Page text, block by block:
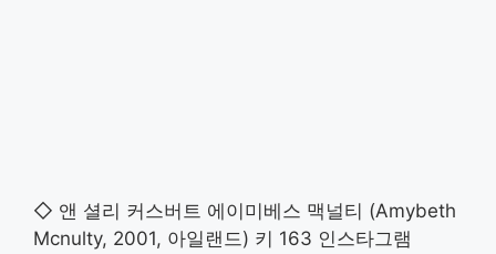
◇ 앤 셜리 커스버트 에이미베스 맥널티 (Amybeth
Mcnulty, 2001, 아일랜드) 키 163 인스타그램